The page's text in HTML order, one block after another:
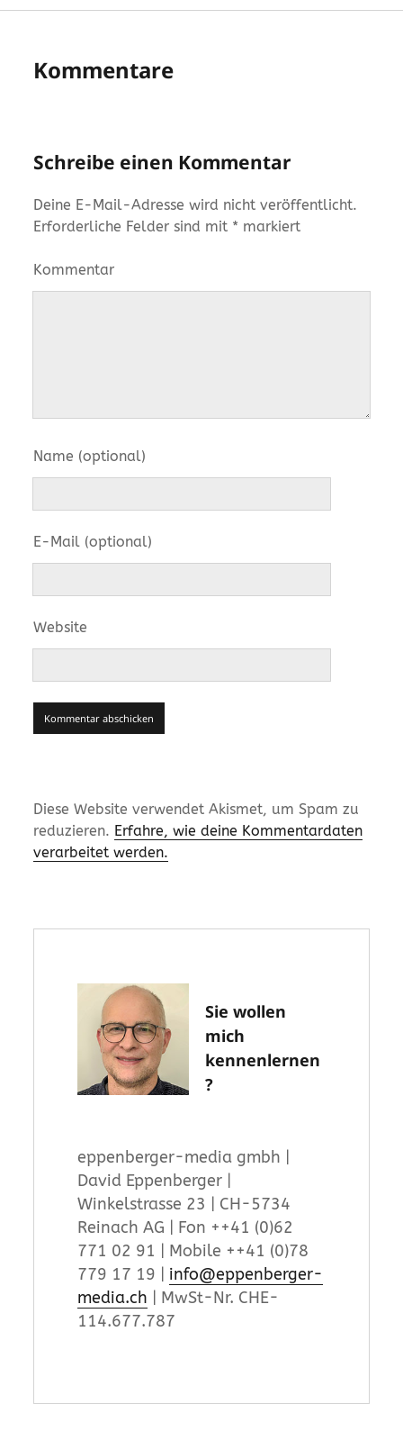
Kommentare
Schreibe einen Kommentar
Deine E-Mail-Adresse wird nicht veröffentlicht.
Erforderliche Felder sind mit * markiert
Kommentar
Name (optional)
E-Mail (optional)
Website
Diese Website verwendet Akismet, um Spam zu
reduzieren. Erfahre, wie deine Kommentardaten
verarbeitet werden.
Sie wollen
mich
kennenlernen
?
eppenberger-media gmbh |
David Eppenberger |
Winkelstrasse 23 | CH-5734
Reinach AG | Fon ++41 (0)62
771 02 91 | Mobile ++41 (0)78
779 17 19 | info@eppenberger-
media.ch | MwSt-Nr. CHE-
114.677.787